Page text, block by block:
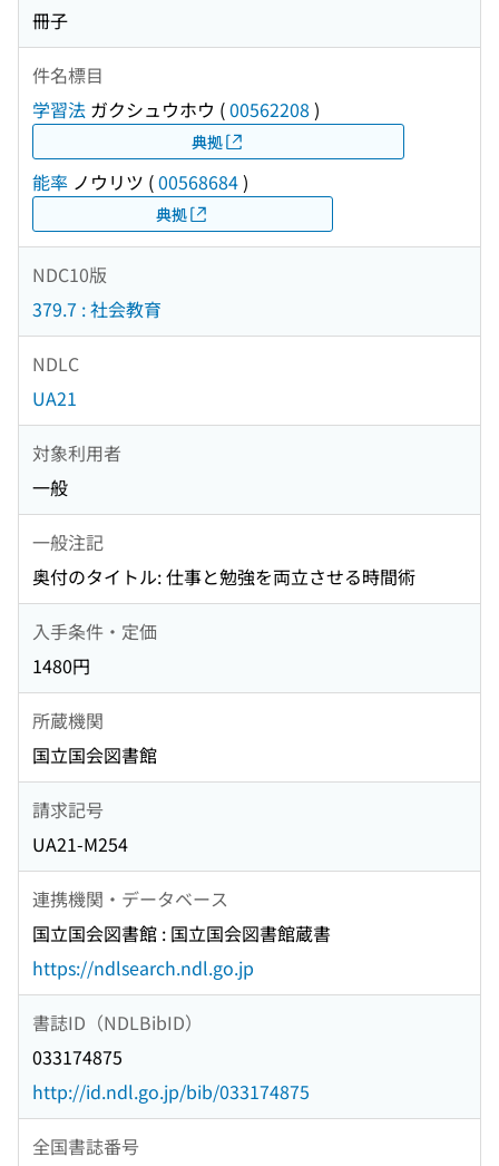
冊子
件名標目
学習法 ガクシュウホウ (00562208 )
典拠
能率 ノウリツ (00568684)
典拠
NDC10版
379.7 : 社会教育
NDLC
UA21
対象利用者
一般
一般注記
奥付のタイトル: 仕事と勉強を両立させる時間術
入手条件・定価
1480円
所蔵機関
国立国会図書館
請求記号
UA21-M254
連携機関・データベース
国立国会図書館 : 国立国会図書館蔵書
https://ndlsearch.ndl.go.jp
書誌ID（NDLBibID）
033174875
http://id.ndl.go.jp/bib/033174875
全国書誌番号